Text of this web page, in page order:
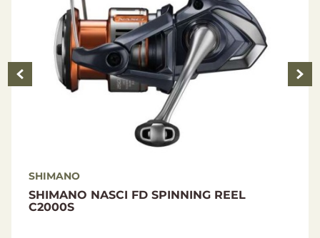
REEL SHIMANO ULTEGRA XTE